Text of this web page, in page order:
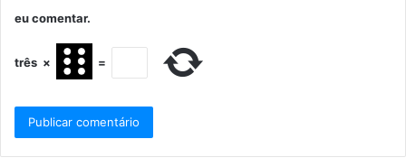
eu comentar.
três × =